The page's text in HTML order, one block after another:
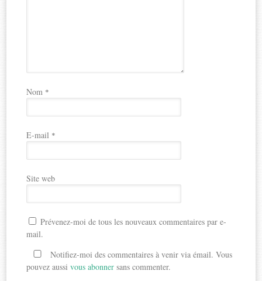
Nom *
E-mail *
Site web
Prévenez-moi de tous les nouveaux commentaires par e-
mail.
Notifiez-moi des commentaires à venir via émail. Vous
pouvez aussivous abonner sans commenter.